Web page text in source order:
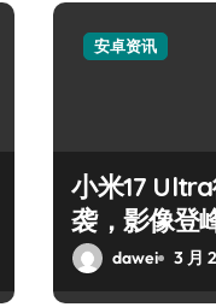
安卓资讯
小米17
袭，影像登
dawei 3 月